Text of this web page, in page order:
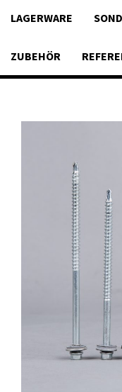
LAGERWARE
ZUBEHÖR